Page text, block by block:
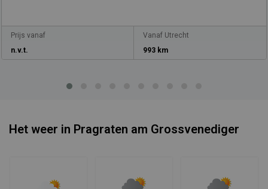
Prijs vanaf
n.v.t.
Vanaf Utrecht
993 km
Het weer in Pragraten am Grossvenediger